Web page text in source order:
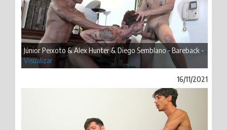
Júnior Peixoto & Alex Hunter & Diego Semblano - Bareback -
Visualizar
16/11/2021